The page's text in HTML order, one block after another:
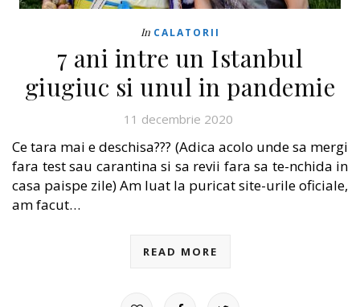
In CALATORII
7 ani intre un Istanbul
giugiuc si unul in pandemie
11 decembrie 2020
Ce tara mai e deschisa??? (Adica acolo unde sa mergi
fara test sau carantina si sa revii fara sa te-nchida in
casa paispe zile) Am luat la puricat site-urile oficiale,
am facut…
READ MORE